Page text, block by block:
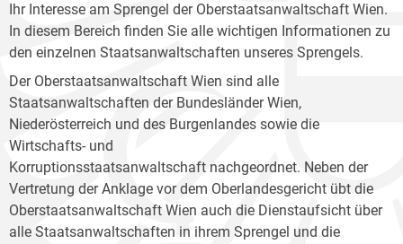
Ihr Interesse am Sprengel der Oberstaatsanwaltschaft Wien.
In diesem Bereich finden Sie alle wichtigen Informationen zu
den einzelnen Staatsanwaltschaften unseres Sprengels.
Der Oberstaatsanwaltschaft Wien sind alle
Staatsanwaltschaften der Bundesländer Wien,
Niederösterreich und des Burgenlandes sowie die
Wirtschafts- und
Korruptionsstaatsanwaltschaft nachgeordnet. Neben der
Vertretung der Anklage vor dem Oberlandesgericht übt die
Oberstaatsanwaltschaft Wien auch die Dienstaufsicht über
alle Staatsanwaltschaften in ihrem Sprengel und die